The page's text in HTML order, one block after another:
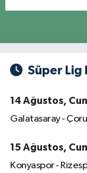
Süper Lig
14 Ağustos,
Galatasaray -
15 Ağustos,
Konyaspor -